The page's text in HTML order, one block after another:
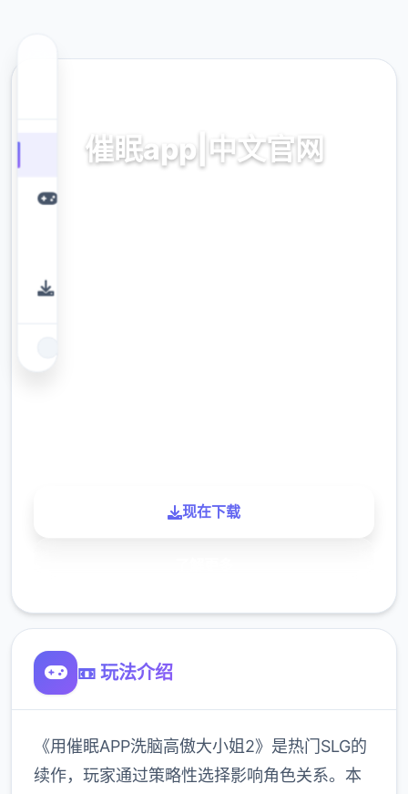
催眠app|中文官网
现在下载
📼 玩法介绍
《用催眠APP洗脑高傲大小姐2》是热门SLG的
续作，玩家通过策略性选择影响角色关系。本